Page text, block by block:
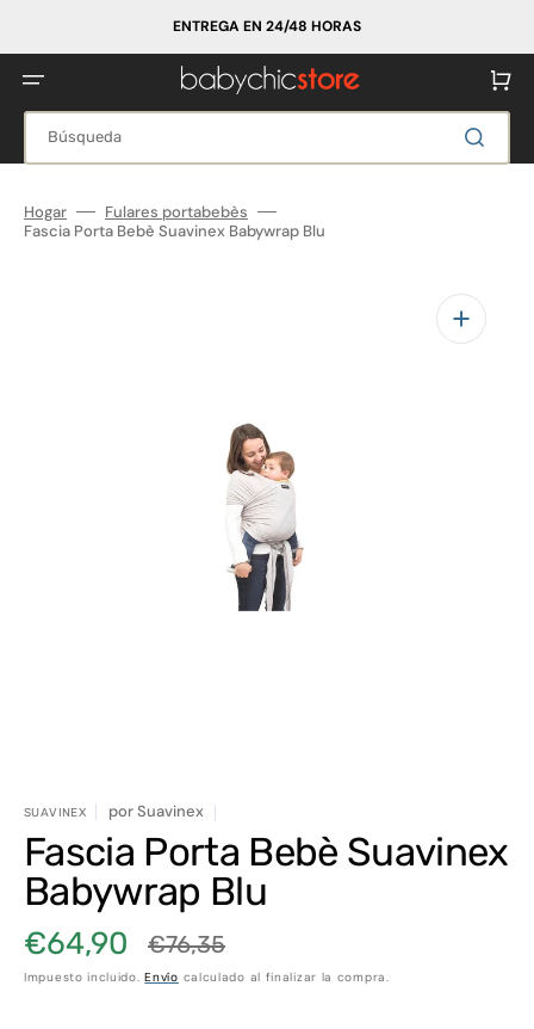
contenido
ENTREGA EN 24/48 HORAS
Búsqueda
Carrito
Hogar
Fulares portabebès
Fascia Porta Bebè Suavinex Babywrap Blu
Abrir
elemento
multimedia
1
en
vista
SUAVINEX porSuavinex
Fascia Porta Bebè Suavinex
Babywrap Blu
Precio
de
€64,90
Precio
habitual
€76,35
Impuesto incluido.Envío calculado al finalizar la compra.